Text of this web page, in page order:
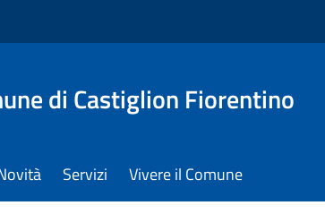
di Castiglion Fiorentino
Servizi Vivere il Comune